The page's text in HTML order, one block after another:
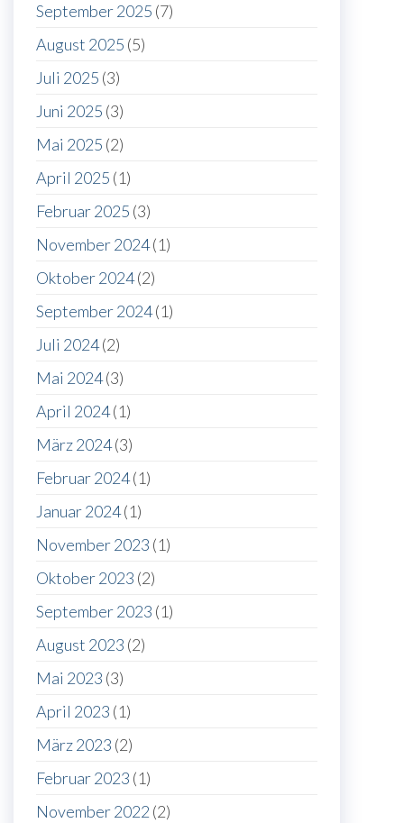
September 2025 (7)
August 2025 (5)
Juli 2025 (3)
Juni 2025 (3)
Mai 2025 (2)
April 2025 (1)
Februar 2025 (3)
November 2024(1)
Oktober 2024(2)
September 2024(1)
Juli 2024(2)
Mai 2024(3)
April 2024(1)
März 2024(3)
Februar 2024(1)
Januar 2024(1)
November 2023 (1)
Oktober 2023 (2)
September 2023 (1)
August 2023 (2)
Mai 2023 (3)
April 2023 (1)
März 2023 (2)
Februar 2023 (1)
November 2022 (2)